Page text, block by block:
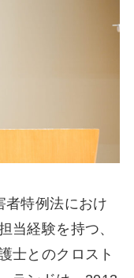
者特例法におけ
当経験を持つ、
士とのクロスト